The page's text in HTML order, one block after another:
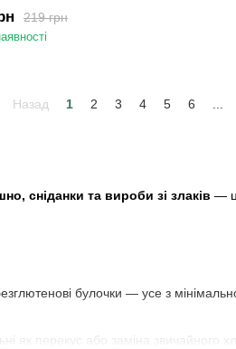
сніданки та вироби зі злаків —
булочки — усе з
як перекус або заміна звичайного
219 грн
Назад 1 2 3 4 5 6